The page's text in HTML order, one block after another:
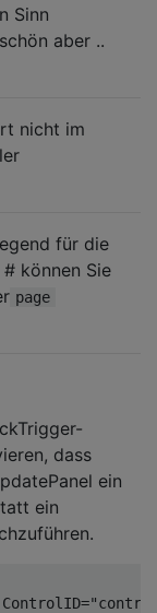
Sinn
aber ..
nicht im
für die
können Sie
page
dass
ein
ein